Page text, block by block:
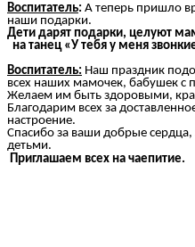
Воспитатель: А теперь пришло
наши подарки.
Дети дарят подарки, целуют
на танец «У тебя у меня
Воспитатель: Наш праздник
всех наших мамочек, бабушек с
Желаем им быть здоровыми,
Благодарим всех за
настроение.
Спасибо за ваши добрые
детьми.
Приглашаем